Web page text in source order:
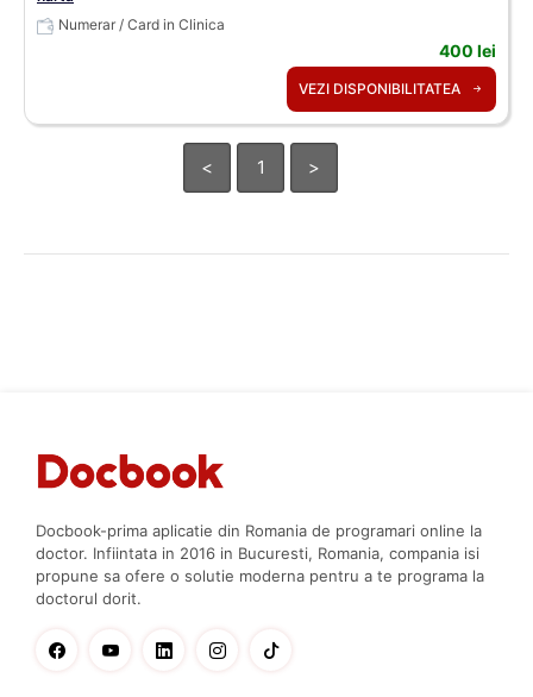
Numerar / Card in Clinica
400 lei
VEZI DISPONIBILITATEA
< 1 >
Docbook-prima aplicatie din Romania de programari online la
doctor. Infiintata in 2016 in Bucuresti, Romania, compania isi
propune sa ofere o solutie moderna pentru a te programa la
doctorul dorit.